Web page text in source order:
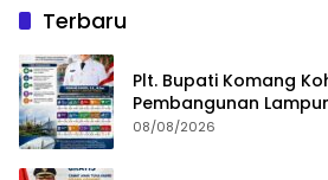
Terbaru
Plt. Bupati Komang
Pembangunan
pada SDM, Ekonomi,
08/08/2026